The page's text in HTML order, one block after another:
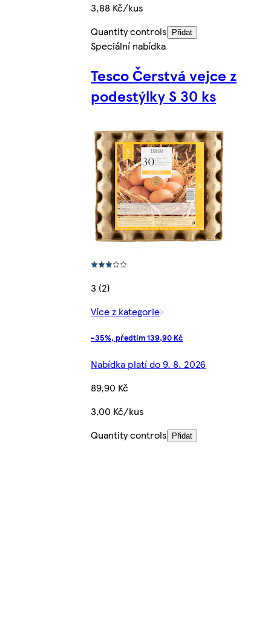
3,88 Kč/kus
Quantity controls
Přidat
Speciální nabídka
Tesco Čerstvá vejce z
podestýlky S 30 ks
3 (2)
Více z kategorie
-35%, předtím 139,90 Kč
Nabídka platí do 9. 8. 2026
89,90 Kč
3,00 Kč/kus
Quantity controls Přidat